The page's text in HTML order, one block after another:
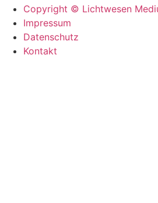
Copyright © Lichtwesen
Impressum
Datenschutz
Kontakt